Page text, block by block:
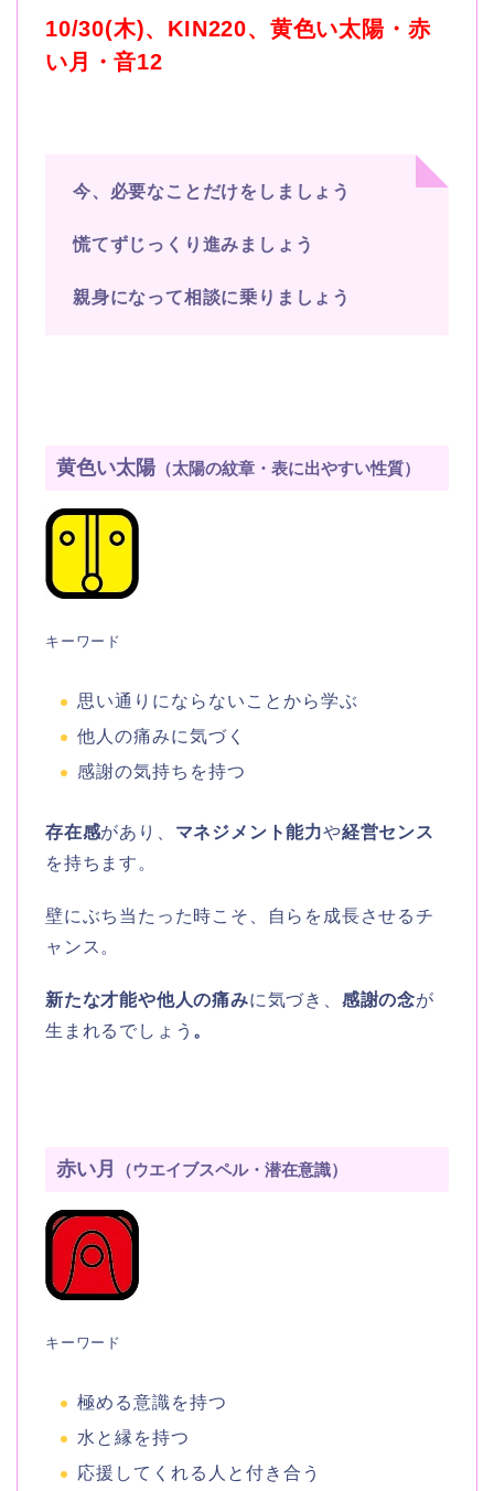
10/30(木)、KIN220、黄色い太陽・赤
い月・音12
今、必要なことだけをしましょう
慌てずじっくり進みましょう
親身になって相談に乗りましょう
黄色い太陽 （太陽の紋章・表に出やすい性質）
キーワード
思い通りにならないことから学ぶ
他人の痛みに気づく
感謝の気持ちを持つ
存在感があり、 マネジメント能力や経営センス
を持ちます。
壁にぶち当たった時こそ、自らを成長させるチ
ャンス。
新たな才能や他人の痛みに気づき、 感謝の念が
生まれるでしょう 。
赤い月 （ウエイブスペル・潜在意識）
キーワード
極める意識を持つ
水と縁を持つ
応援してくれる人と付き合う